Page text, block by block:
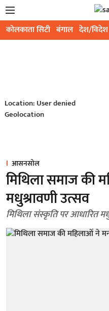
कोलकाता सिटी बंगाल देश/विदेश
Location: User denied
Geolocation
आसनसोल
मिथिला समाज की
मधुश्रावणी उत्सव
मिथिला संस्कृति पर आधारित